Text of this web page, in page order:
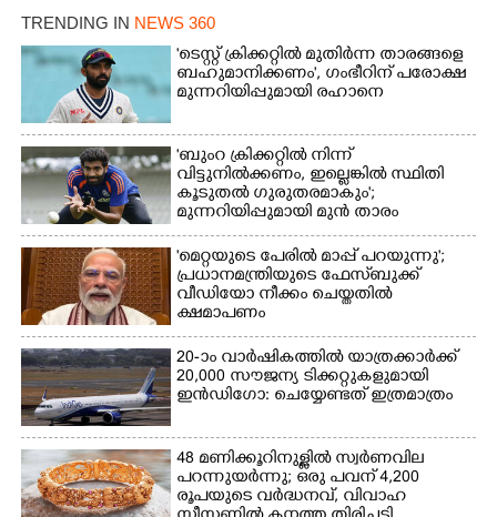
TRENDING IN NEWS 360
'ടെസ്റ്റ് ക്രിക്കറ്റിൽ മുതിർന്ന താരങ്ങളെ
ബഹുമാനിക്കണം', ഗംഭീറിന് പരോക്ഷ
മുന്നറിയിപ്പുമായി രഹാനെ
'ബുംറ ക്രിക്കറ്റിൽ നിന്ന്
വിട്ടുനിൽക്കണം, ഇല്ലെങ്കിൽ സ്ഥിതി
കൂടുതൽ ഗുരുതരമാകും';
മുന്നറിയിപ്പുമായി മുൻ താരം
'മെറ്റയുടെ പേരിൽ മാപ്പ് പറയുന്നു';
പ്രധാനമന്ത്രിയുടെ ഫേസ്‌ബുക്ക്
വീഡിയോ നീക്കം ചെയ്തതിൽ
ക്ഷമാപണം
20-ാം വാർഷികത്തിൽ യാത്രക്കാർക്ക്
20,000 സൗജന്യ ടിക്കറ്റുകളുമായി
ഇൻഡിഗോ: ചെയ്യേണ്ടത് ഇത്രമാത്രം
48 മണിക്കൂറിനുള്ളിൽ സ്വർണവില
പറന്നുയർന്നു; ഒരു പവന് 4,200
രൂപയുടെ വർദ്ധനവ്, വിവാഹ